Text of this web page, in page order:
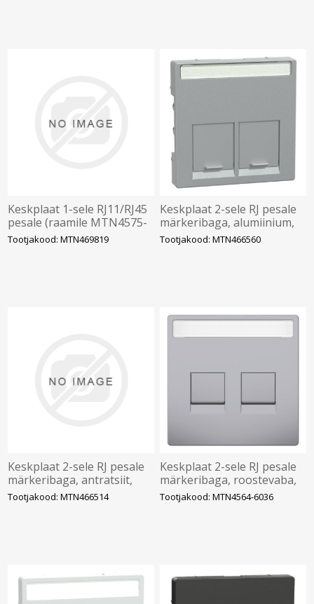
Keskplaat 1-sele RJ11/RJ45
pesale (raamile MTN4575-
0000), polaarvalge, Merten
System M
Tootjakood: MTN469819
Keskplaat 2-sele RJ pesale
märkeribaga, alumiinium,
System-M MERTEN
Tootjakood: MTN466560
Keskplaat 2-sele RJ pesale
märkeribaga, antratsiit,
System-M, MERTEN
Tootjakood: MTN466514
Keskplaat 2-sele RJ pesale
märkeribaga, roostevaba,
D-Life, MERTEN
Tootjakood: MTN4564-6036